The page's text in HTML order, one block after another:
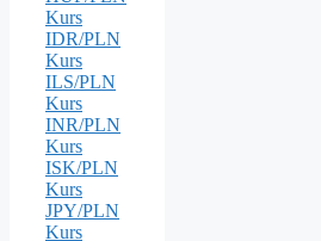
Kurs
IDR/PLN
Kurs
ILS/PLN
Kurs
INR/PLN
Kurs
ISK/PLN
Kurs
JPY/PLN
Kurs